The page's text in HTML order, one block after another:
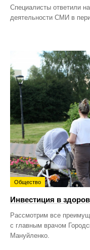
Специалисты ответили
деятельности СМИ в
Общество
Инвестиция в
Рассмотрим все
с главным врачом
Мануйленко.